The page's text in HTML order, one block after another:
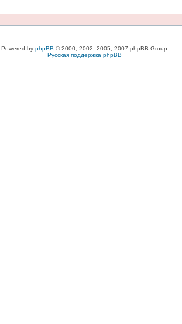
Powered by phpBB © 2000, 2002, 2005, 2007 phpBB Group
Русская поддержка phpBB